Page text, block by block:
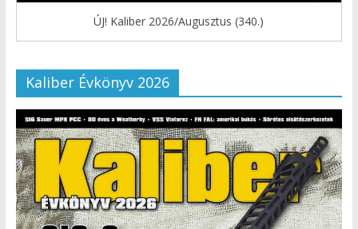
ÚJ! Kaliber 2026/Augusztus (340.)
Kaliber Évkönyv 2026